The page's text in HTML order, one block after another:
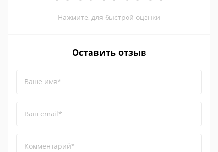
Нажмите, для быстрой оценки
Оставить отзыв
Ваше имя*
Ваш email*
Комментарий*